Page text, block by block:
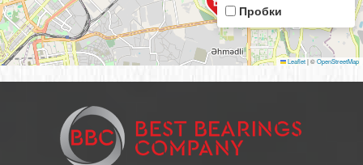
Пробки
Leaflet|©OpenStreetMap